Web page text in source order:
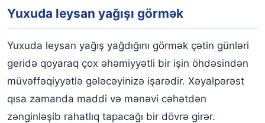
Yuxuda leysan yağışı görmək
Yuxuda leysan yağış yağdığını görmək çətin günləri
geridə qoyaraq çox əhəmiyyətli bir işin öhdəsindən
müvəffəqiyyətlə gələcəyinizə işarədir. Xəyalpərəst
qısa zamanda maddi və mənəvi cəhətdən
zənginləşib rahatlıq tapacağı bir dövrə girər.